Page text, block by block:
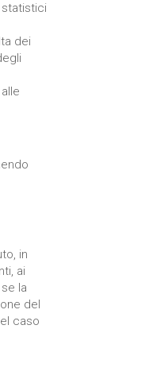
dei
in
ai
la
del
caso